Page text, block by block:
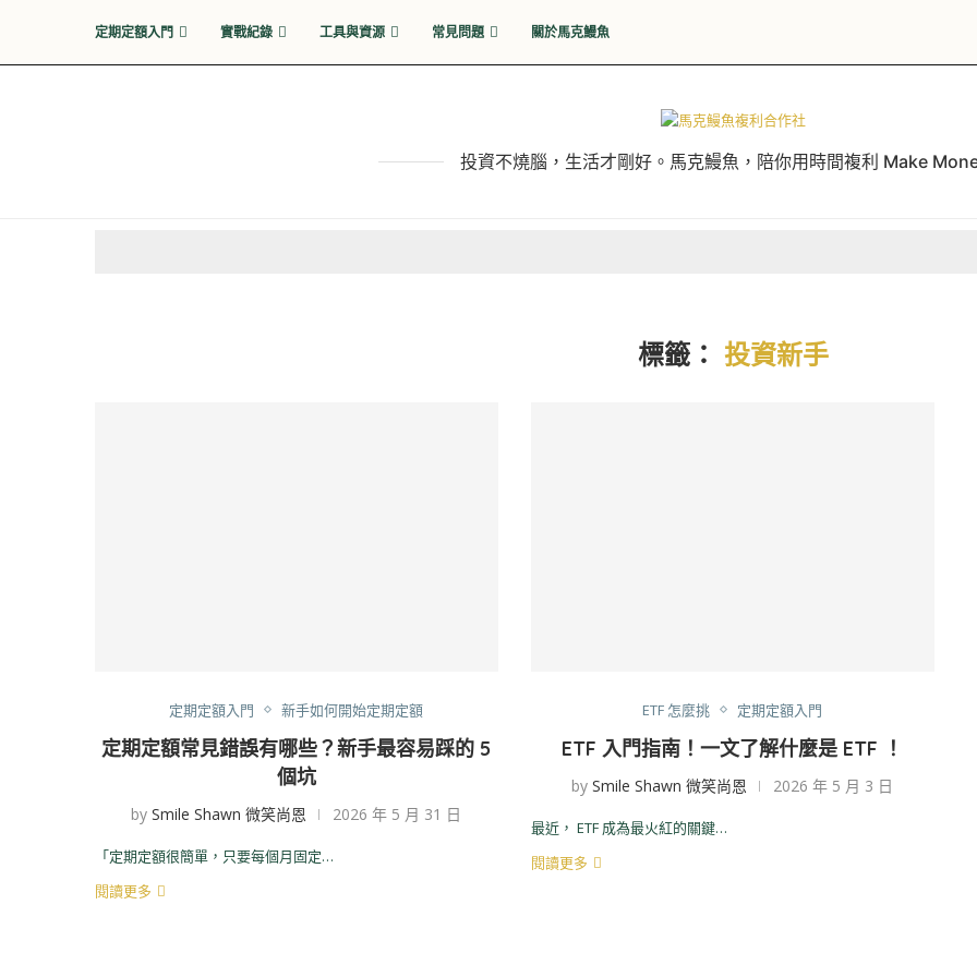
定期定額入門 實戰紀錄 工具與資源 常見問題 關於馬克鰻魚
投資不燒腦，生活才剛好。馬克鰻魚，陪你用時間複利 Make
標籤： 投資新手
定期定額入門 新手如何開始定期定額
定期定額常見錯誤有哪些？新手最容易踩的 5
個坑
bySmile Shawn 微笑尚恩 2026 年 5 月 31 日
「定期定額很簡單，只要每個月固定…
閱讀更多
ETF 怎麼挑 定期定額入門
ETF 入門指南！一文了解什麼是 ETF ！
bySmile Shawn 微笑尚恩 2026 年 5 月 3 日
最近， ETF 成為最火紅的關鍵…
閱讀更多